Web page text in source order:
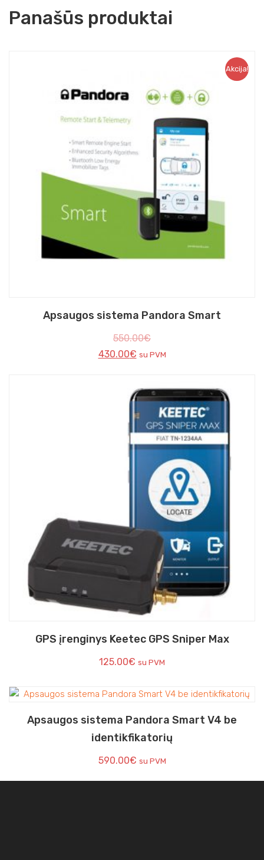
Panašūs produktai
Akcija!
Apsaugos sistema Pandora Smart
550.00€
430.00€ su PVM
GPS įrenginys Keetec GPS Sniper Max
125.00€ su PVM
Apsaugos sistema Pandora Smart V4 be
identikfikatorių
590.00€ su PVM